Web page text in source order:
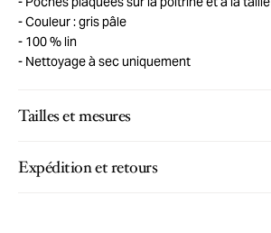
Couleur : gris pâle
100 % lin
Nettoyage à sec uniquement
Tailles et mesures
Expédition et retours